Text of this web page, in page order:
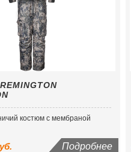
костюм с мембраной
Подробнее